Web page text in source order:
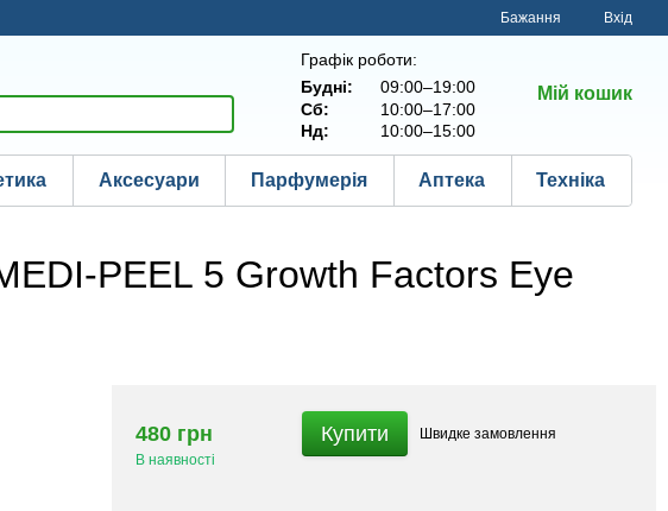
Бажання Вхід
Графік роботи:
Будні:
09:00–19:00
Сб:
10:00–17:00
Нд:
10:00–15:00
Мій кошик
Аксесуари Парфумерія Аптека Техніка
PEEL 5 Growth Factors Eye
480 грн
В наявності
Купити Швидке замовлення